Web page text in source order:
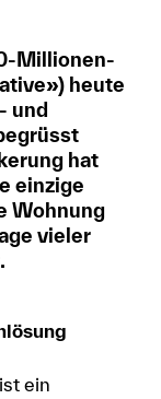
Millionen-
heute
und
hat
einzige
Wohnung
vieler
ein